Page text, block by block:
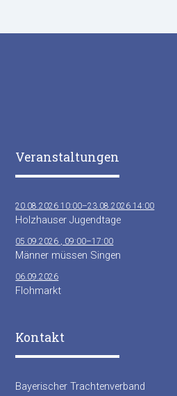
Veranstaltungen
20.08.2026 10:00–23.08.2026 14:00
Holzhauser Jugendtage
05.09.2026 , 09:00–17:00
Männer müssen Singen
06.09.2026
Flohmarkt
Kontakt
Bayerischer Trachtenverband